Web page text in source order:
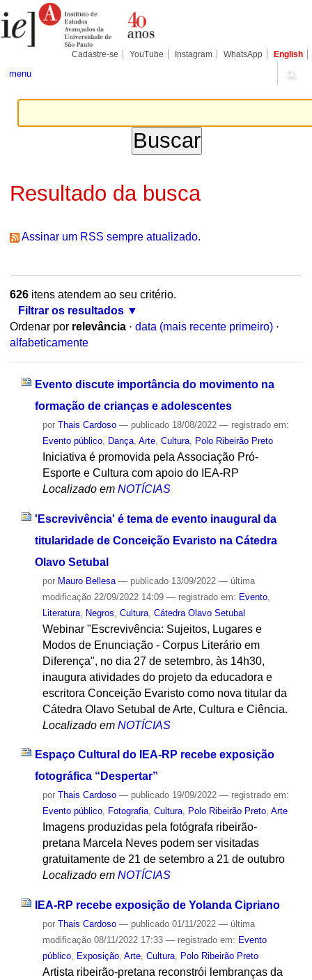
para
conteúdo.
Pessoais
Cadastre-se YouTube Instagram WhatsApp English
menu
Resultado da busca
Assinar um RSS sempre atualizado.
626itens atendem ao seu critério.
Filtrar os resultados
Ordenar por relevância · data (mais recente primeiro) ·
alfabeticamente
Evento discute importância do movimento na
formação de crianças e adolescentes
por Thais Cardoso — publicado18/08/2022 — registrado em:
Evento público, Dança, Arte, Cultura, Polo Ribeirão Preto
Iniciativa é promovida pela Associação Pró-
Esporte e Cultura com apoio do IEA-RP
Localizado em NOTÍCIAS
'Escrevivência' é tema de evento inaugural da
titularidade de Conceição Evaristo na Cátedra
Olavo Setubal
por Mauro Bellesa — publicado13/09/2022 — última
modificação22/09/2022 14:09 — registrado em: Evento,
Literatura, Negros Cultura, Cátedra Olavo Setubal
Webinar "Escrevivência: Sujeitos, Lugares e
Modos de Enunciação - Corpus Literário em
Diferença", no dia 27 de setembro, às 14h30,
inaugura atividades do projeto da educadora e
escritora Conceição Evaristo como nova titular da
Cátedra Olavo Setubal de Arte, Cultura e Ciência.
Localizado em NOTÍCIAS
Espaço Cultural do IEA-RP recebe exposição
fotográfica “Despertar”
por Thais Cardoso — publicado19/09/2022 — registrado em:
Evento público, Fotografia, Cultura, Polo Ribeirão Preto, Arte
Imagens produzidas pela fotógrafa ribeirão-
pretana Marcela Neves podem ser visitadas
gratuitamente de 21 de setembro a 21 de outubro
Localizado em NOTÍCIAS
IEA-RP recebe exposição de Yolanda Cipriano
por Thais Cardoso — publicado01/11/2022 — última
modificação08/11/2022 17:33 — registrado em: Evento
público, Exposição, Arte, Cultura, Polo Ribeirão Preto
Artista ribeirão-pretana reconstrói lembranças da